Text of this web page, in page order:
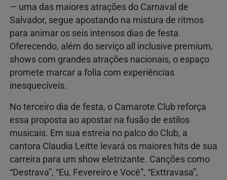
— uma das maiores atrações do Carnaval de
Salvador, segue apostando na mistura de ritmos
para animar os seis intensos dias de festa.
Oferecendo, além do serviço all inclusive premium,
shows com grandes atrações nacionais, o espaço
promete marcar a folia com experiências
inesquecíveis.
No terceiro dia de festa, o Camarote Club reforça
essa proposta ao apostar na fusão de estilos
musicais. Em sua estreia no palco do Club, a
cantora Claudia Leitte levará os maiores hits de sua
carreira para um show eletrizante. Canções como
“Destrava”, “Eu, Fevereiro e Você”, “Exttravasa”,